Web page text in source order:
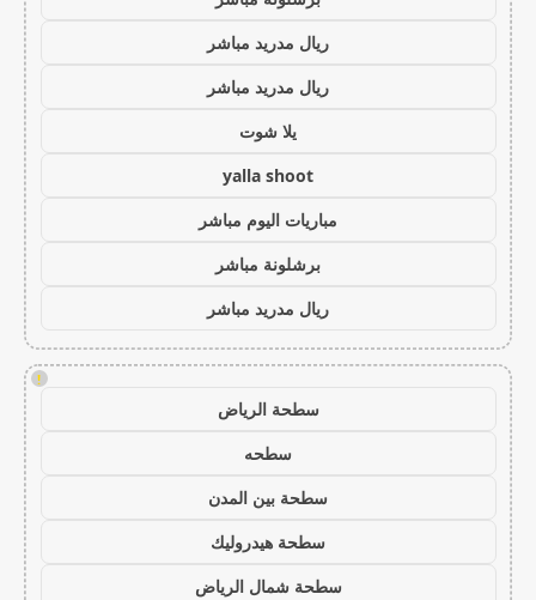
ريال مدريد مباشر
ريال مدريد مباشر
يلا شوت
yalla shoot
مباريات اليوم مباشر
برشلونة مباشر
ريال مدريد مباشر
!
سطحة الرياض
سطحه
سطحة بين المدن
سطحة هيدروليك
سطحة شمال الرياض